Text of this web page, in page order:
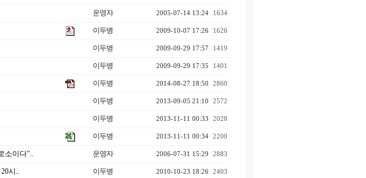
운영자 2005-07-14 13:24 1634
이두병 2009-10-07 17:26 1626
이두병 2009-09-29 17:57 1419
이두병 2009-09-29 17:35 1401
이두병 2014-08-27 18:50 2860
이두병 2013-09-05 21:10 2572
이두병 2013-11-11 00:33 2028
이두병 2013-11-11 00:34 2200
소이다".. 운영자 2006-07-31 15:29 2883
시.. 이두병 2010-10-23 18:26 2403